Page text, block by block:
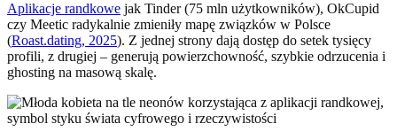
Aplikacje randkowe jak Tinder (75 mln użytkowników), OkCupid
czy Meetic radykalnie zmieniły mapę związków w Polsce
(Roast.dating, 2025). Z jednej strony dają dostęp do setek tysięcy
profili, z drugiej – generują powierzchowność, szybkie odrzucenia i
ghosting na masową skalę.